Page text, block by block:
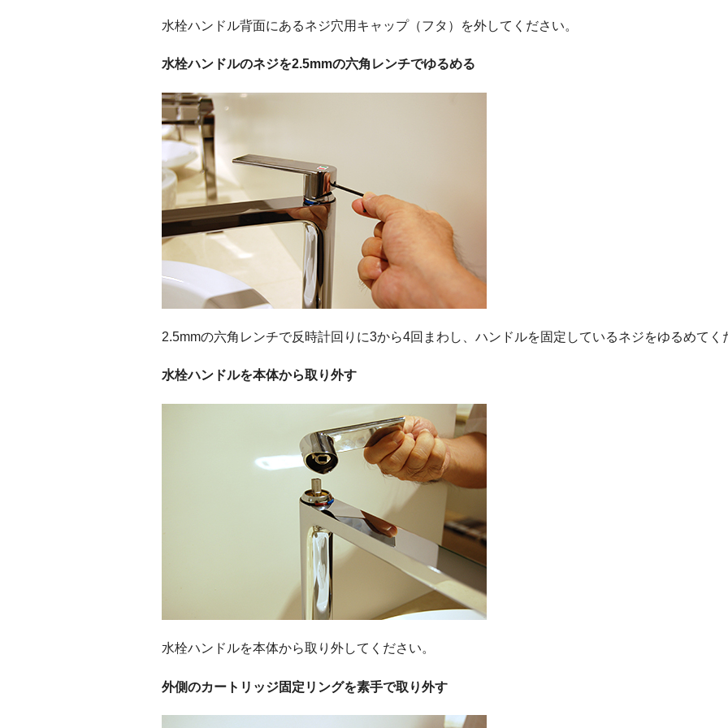
水栓ハンドル背面にあるネジ穴用キャップ（フタ）を外してください。
水栓ハンドルのネジを2.5mmの六角レンチでゆるめる
2.5mmの六角レンチで反時計回りに3から4回まわし、ハンドルを固定しているネジをゆるめてく
水栓ハンドルを本体から取り外す
水栓ハンドルを本体から取り外してください。
外側のカートリッジ固定リングを素手で取り外す